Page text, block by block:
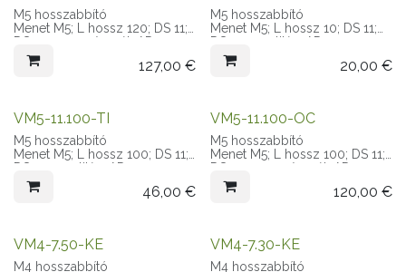
M5 hosszabbító
Menet M5; L hossz 120; DS 11;
DS anyaga szénszál; AD 11
127,00 €
M5 hosszabbító
Menet M5; L hossz 10; DS 11;
DS anyaga titán; AD 11
20,00 €
VM5-11.100-TI
M5 hosszabbító
Menet M5; L hossz 100; DS 11;
DS anyaga titán; AD 11
46,00 €
VM5-11.100-OC
M5 hosszabbító
Menet M5; L hossz 100; DS 11;
DS anyaga szénszál; AD 11
120,00 €
VM4-7.50-KE
M4 hosszabbító
VM4-7.30-KE
M4 hosszabbító